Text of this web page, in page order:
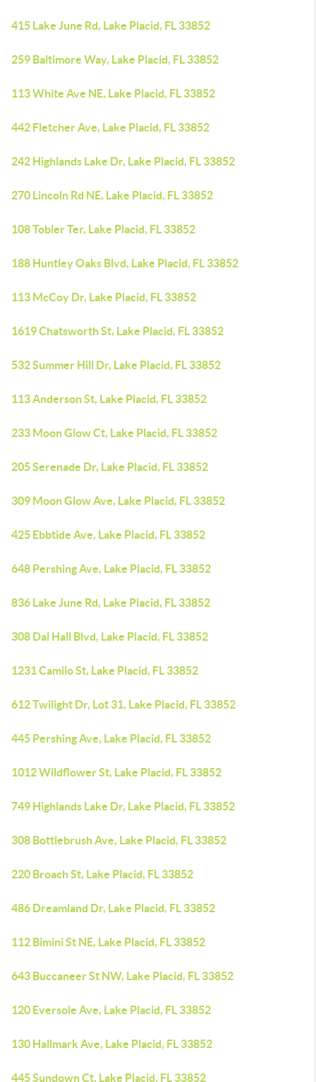
415 Lake June Rd, Lake Placid, FL 33852
259 Baltimore Way, Lake Placid, FL 33852
113 White Ave NE, Lake Placid, FL 33852
442 Fletcher Ave, Lake Placid, FL 33852
242 Highlands Lake Dr, Lake Placid, FL 33852
270 Lincoln Rd NE, Lake Placid, FL 33852
108 Tobler Ter, Lake Placid, FL 33852
188 Huntley Oaks Blvd, Lake Placid, FL 33852
113 McCoy Dr, Lake Placid, FL 33852
1619 Chatsworth St, Lake Placid, FL 33852
532 Summer Hill Dr, Lake Placid, FL 33852
113 Anderson St, Lake Placid, FL 33852
233 Moon Glow Ct, Lake Placid, FL 33852
205 Serenade Dr, Lake Placid, FL 33852
309 Moon Glow Ave, Lake Placid, FL 33852
425 Ebbtide Ave, Lake Placid, FL 33852
648 Pershing Ave, Lake Placid, FL 33852
836 Lake June Rd, Lake Placid, FL 33852
308 Dal Hall Blvd, Lake Placid, FL 33852
1231 Camilo St, Lake Placid, FL 33852
612 Twilight Dr, Lot 31, Lake Placid, FL 33852
445 Pershing Ave, Lake Placid, FL 33852
1012 Wildflower St, Lake Placid, FL 33852
749 Highlands Lake Dr, Lake Placid, FL 33852
308 Bottlebrush Ave, Lake Placid, FL 33852
220 Broach St, Lake Placid, FL 33852
486 Dreamland Dr, Lake Placid, FL 33852
112 Bimini St NE, Lake Placid, FL 33852
643 Buccaneer St NW, Lake Placid, FL 33852
120 Eversole Ave, Lake Placid, FL 33852
130 Hallmark Ave, Lake Placid, FL 33852
445 Sundown Ct, Lake Placid, FL 33852